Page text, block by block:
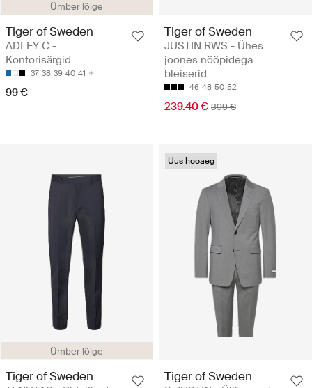
Ümber lõige
Tiger of Sweden
ADLEY C -
Kontorisärgid
37 38 39 40 41
99 €
Tiger of Sweden
JUSTIN RWS - Ühes
joones nööpidega
bleiserid
46 48 50 52
239.40 € 399 €
Ümber lõige
Tiger of Sweden
Uus hooaeg
Tiger of Sweden